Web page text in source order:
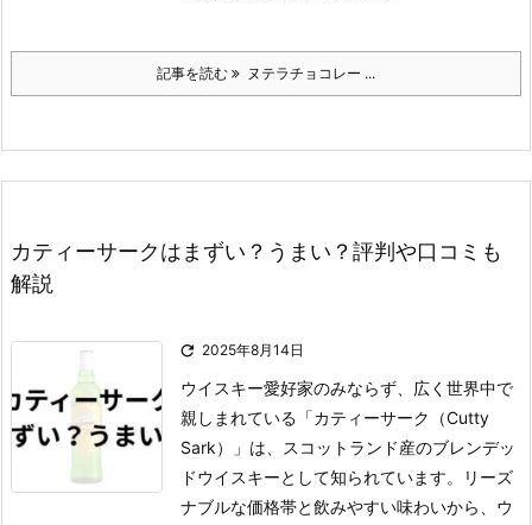
記事を読む ヌテラチョコレー ...
カティーサークはまずい？うまい？評判や口コミも
解説
 2025年8月14日
ウイスキー愛好家のみならず、広く世界中で
親しまれている「カティーサーク（Cutty
Sark）」は、スコットランド産のブレンデッ
ドウイスキーとして知られています。
リーズ
ナブルな価格帯と飲みやすい味わいから、ウ